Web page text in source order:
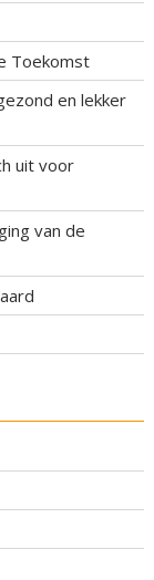
Toekomst
en lekker
uit voor
van de